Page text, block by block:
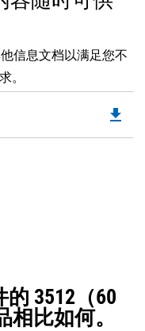
信息文档以满足您不
。
file_download
3512（60
相比如何。